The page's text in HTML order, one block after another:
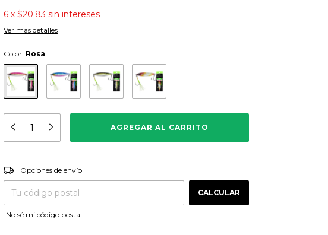
6 x $20.83 sin intereses
Ver más detalles
Color: Rosa
Entregas para el CP:
Opciones de envío
CALCULAR
No sé mi código postal